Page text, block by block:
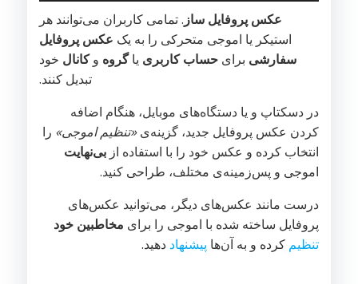
عکس پروفایل ساز . تمامی کاربران می‌توانند هر
استیکر یا اموجی متحرکی را به یک عکس پروفایل
سفارشی برای حساب کاربری یاگروه وکانال خود
تبدیل کنند.
در دسکتاپ و یا دستگاه‌های موبایل، هنگام اضافه
کردن عکس پروفایل جدید، گزینه‌ی«تنظیم اموجی» را
انتخاب کرده و عکس خود را با استفاده از بی‌نهایت
اموجی و پس‌زمینه‌ی مختلف، طراحی کنید.
درست مانند عکس‌های دیگر، می‌توانید عکس‌های
پروفایل ساخته شده با اموجی را برای مخاطبین خود
تنظیم کرده و به آن‌ها پیشنهاد دهید.